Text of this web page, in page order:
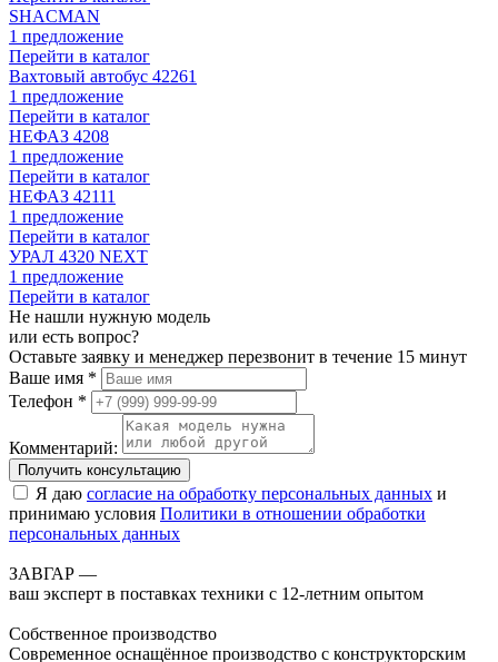
SHACMAN
1 предложение
Перейти в каталог
Вахтовый автобус 42261
1 предложение
Перейти в каталог
НЕФАЗ 4208
1 предложение
Перейти в каталог
НЕФАЗ 42111
1 предложение
Перейти в каталог
УРАЛ 4320 NEXT
1 предложение
Перейти в каталог
Не нашли нужную модель
или есть вопрос?
Оставьте заявку и менеджер перезвонит в течение 15 минут
Ваше имя *
Телефон *
Комментарий:
Получить консультацию
Я даю согласие на обработку персональных данных и
принимаю условия Политики в отношении обработки
персональных данных
ЗАВГАР —
ваш эксперт в поставках техники с 12-летним опытом
Собственное производство
Современное оснащённое производство с конструкторским